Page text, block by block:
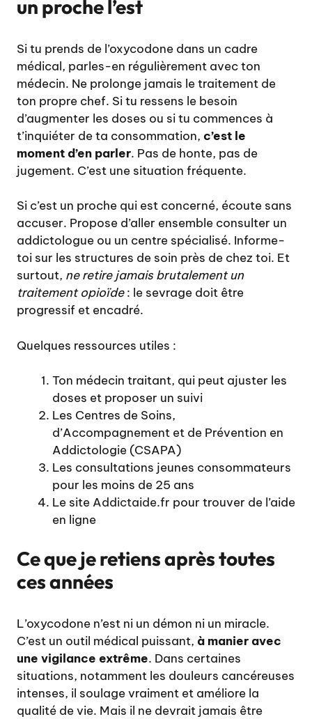
un proche l’est
Si tu prends de l’oxycodone dans un cadre
médical, parles-en régulièrement avec ton
médecin. Ne prolonge jamais le traitement de
ton propre chef. Si tu ressens le besoin
d’augmenter les doses ou si tu commences à
t’inquiéter de ta consommation, c’est le
moment d’en parler. Pas de honte, pas de
jugement. C’est une situation fréquente.
Si c’est un proche qui est concerné, écoute sans
accuser. Propose d’aller ensemble consulter un
addictologue ou un centre spécialisé. Informe-
toi sur les structures de soin près de chez toi. Et
surtout, ne retire jamais brutalement un
traitement opioïde: le sevrage doit être
progressif et encadré.
Quelques ressources utiles :
Ton médecin traitant, qui peut ajuster les
doses et proposer un suivi
Les Centres de Soins,
d’Accompagnement et de Prévention en
Addictologie (CSAPA)
Les consultations jeunes consommateurs
pour les moins de 25 ans
Le site Addictaide.fr pour trouver de l’aide
en ligne
Ce que je retiens après toutes
ces années
L’oxycodone n’est ni un démon ni un miracle.
C’est un outil médical puissant, à manier avec
une vigilance extrême. Dans certaines
situations, notamment les douleurs cancéreuses
intenses, il soulage vraiment et améliore la
qualité de vie. Mais il ne devrait jamais être